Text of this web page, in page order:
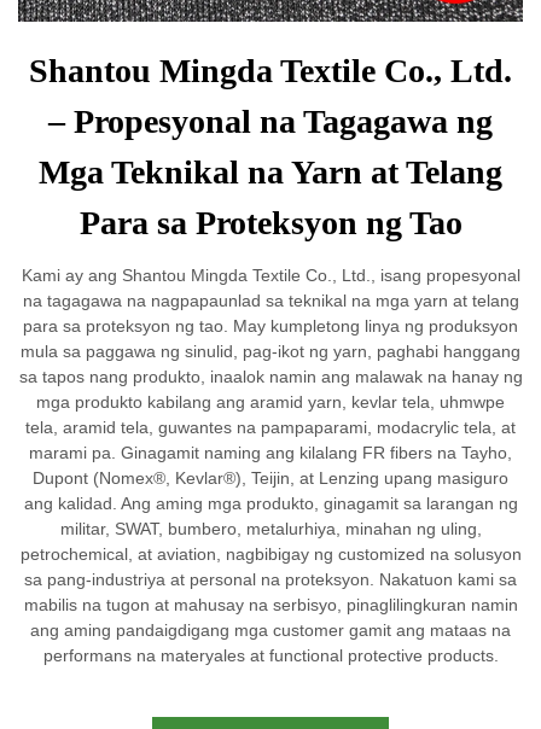
Shantou Mingda Textile Co., Ltd.
– Propesyonal na Tagagawa ng
Mga Teknikal na Yarn at Telang
Para sa Proteksyon ng Tao
Kami ay ang Shantou Mingda Textile Co., Ltd., isang propesyonal
na tagagawa na nagpapaunlad sa teknikal na mga yarn at telang
para sa proteksyon ng tao. May kumpletong linya ng produksyon
mula sa paggawa ng sinulid, pag-ikot ng yarn, paghabi hanggang
sa tapos nang produkto, inaalok namin ang malawak na hanay ng
mga produkto kabilang ang aramid yarn, kevlar tela, uhmwpe
tela, aramid tela, guwantes na pampaparami, modacrylic tela, at
marami pa. Ginagamit naming ang kilalang FR fibers na Tayho,
Dupont (Nomex®, Kevlar®), Teijin, at Lenzing upang masiguro
ang kalidad. Ang aming mga produkto, ginagamit sa larangan ng
militar, SWAT, bumbero, metalurhiya, minahan ng uling,
petrochemical, at aviation, nagbibigay ng customized na solusyon
sa pang-industriya at personal na proteksyon. Nakatuon kami sa
mabilis na tugon at mahusay na serbisyo, pinaglilingkuran namin
ang aming pandaigdigang mga customer gamit ang mataas na
performans na materyales at functional protective products.